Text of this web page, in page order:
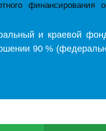
финансирования
и краевой
90 %